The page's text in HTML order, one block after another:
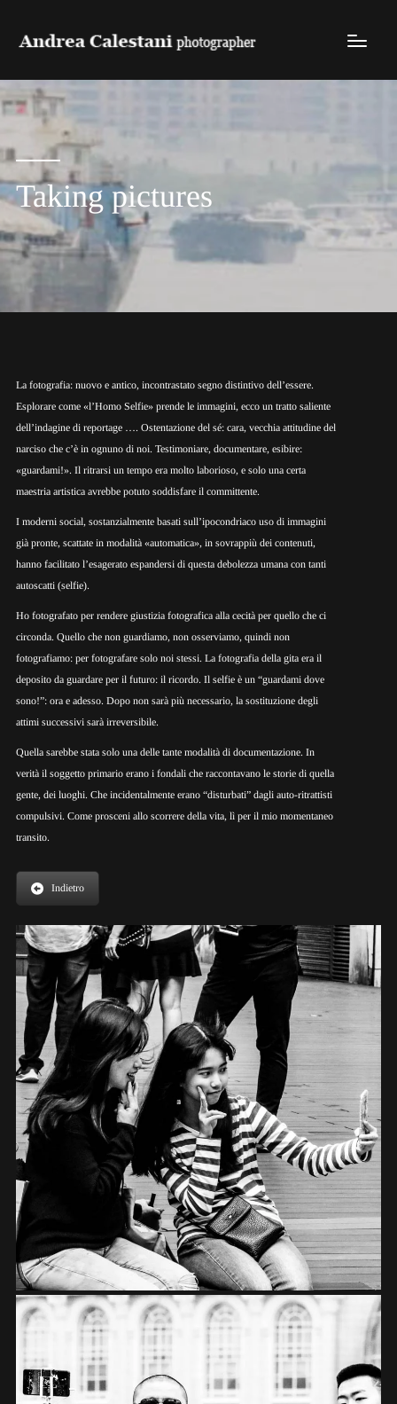
Taking pictures
La fotografia: nuovo e antico, incontrastato segno distintivo dell’essere.
Esplorare come «l’Homo Selfie» prende le immagini, ecco un tratto saliente
dell’indagine di reportage…. Ostentazione del sé: cara, vecchia attitudine del
narciso che c’è in ognuno di noi. Testimoniare, documentare, esibire:
«guardami!». Il ritrarsi un tempo era molto laborioso, e solo una certa
maestria artistica avrebbe potuto soddisfare il committente.
I moderni social, sostanzialmente basati sull’ipocondriaco uso di immagini
già pronte, scattate in modalità «automatica», in sovrappiù dei contenuti,
hanno facilitato l’esagerato espandersi di questa debolezza umana con tanti
autoscatti (selfie).
Ho fotografato per rendere giustizia fotografica alla cecità per quello che ci
circonda. Quello che non guardiamo, non osserviamo, quindi non
fotografiamo: per fotografare solo noi stessi. La fotografia della gita era il
deposito da guardare per il futuro: il ricordo. Il selfieè un “guardami dove
sono!”: ora e adesso. Dopo non sarà più necessario, la sostituzione degli
attimi successivi sarà irreversibile.
Quella sarebbe stata solo una delle tante modalità di documentazione. In
verità il soggetto primario erano i fondali che raccontavano le storie di quella
gente, dei luoghi. Che incidentalmente erano “disturbati” dagli auto-ritrattisti
compulsivi. Come prosceni allo scorrere della vita, lì per il mio momentaneo
transito.
Indietro